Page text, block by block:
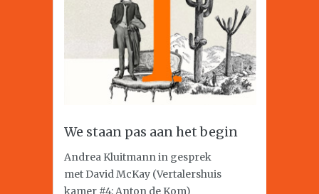
We staan pas aan het begin
Andrea Kluitmann in gesprek
met David McKay (Vertalershuis
kamer #4: Anton de Kom)